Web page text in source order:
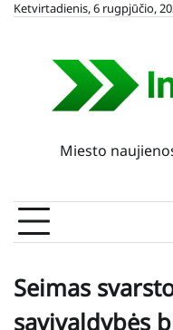
SkipKetvirtadienis, 6 rugpjūčio,
Miesto
Seimas
savivaldybės